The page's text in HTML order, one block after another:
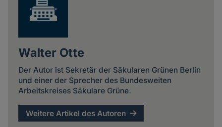
Walter Otte
Der Autor ist Sekretär der Säkularen Grünen Berlin
und einer der Sprecher des Bundesweiten
Arbeitskreises Säkulare Grüne.
Weitere Artikel des Autoren